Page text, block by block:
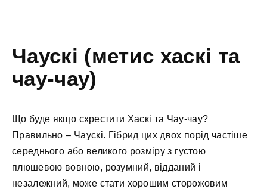
Чаускі (метис хаскі та
чау-чау)
Що буде якщо схрестити Хаскі та Чау-чау?
Правильно – Чаускі. Гібрид цих двох порід частіше
середнього або великого розміру з густою
плюшевою вовною, розумний, відданий і
незалежний, може стати хорошим сторожовим